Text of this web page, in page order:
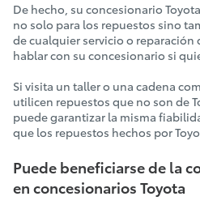
De hecho, su concesionario
no solo para los repuestos sino
de cualquier servicio o reparación
hablar con su concesionario si
Si visita un taller o una cadena
utilicen repuestos que no son de
puede garantizar la misma
que los repuestos hechos por
Puede beneficiarse de la
en concesionarios Toyota